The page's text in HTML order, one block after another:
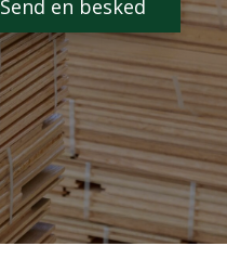
Send en besked